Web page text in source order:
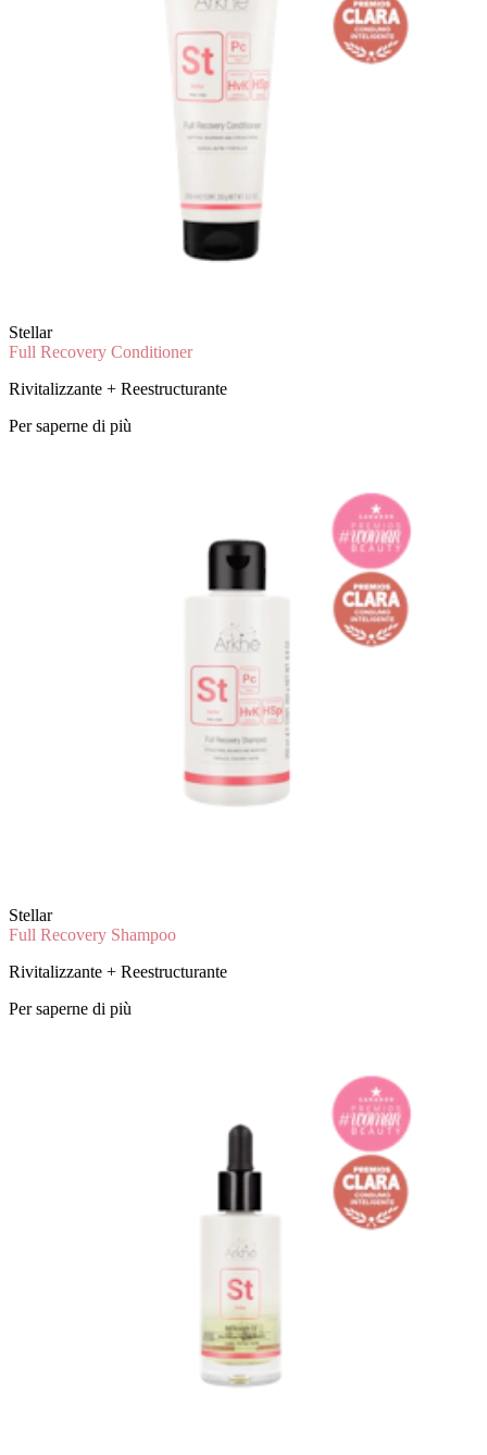
Stellar
Full Recovery Conditioner
Rivitalizzante + Reestructurante
Per saperne di più
Stellar
Full Recovery Shampoo
Rivitalizzante + Reestructurante
Per saperne di più